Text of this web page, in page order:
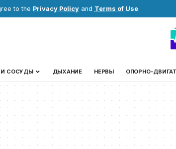
to the Privacy Policy and Terms of Use.
И СОСУДЫ ДЫХАНИЕ НЕРВЫ ОПОРНО-